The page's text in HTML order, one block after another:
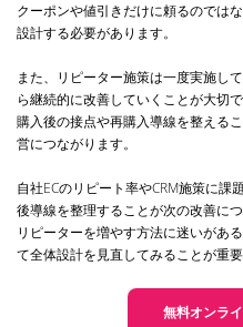
クーポンや値引きだけに頼るのでは
設計する必要があります。
また、リピーター施策は一度実施し
ら継続的に改善していくことが大切で
購入後の接点や再購入導線を整える
営につながります。
自社ECのリピート率やCRM施策に課
後導線を整理することが次の改善につ
リピーターを増やす方法に迷いがあ
て全体設計を見直してみることが重要
無料オンラ